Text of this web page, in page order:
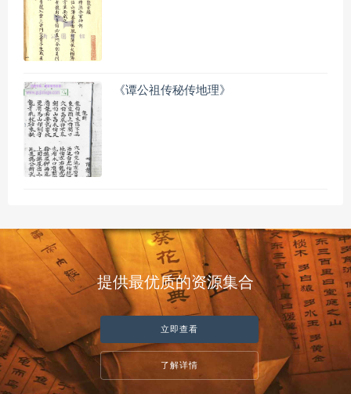
《谭公祖传秘传地理》
提供最优质的资源集合
立即查看
了解详情